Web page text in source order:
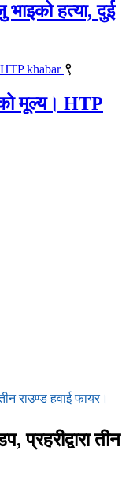
भाइको हत्या, दुई
९
मूल्य। HTP
राउण्ड हवाई फायर।
प्रहरीद्वारा तीन